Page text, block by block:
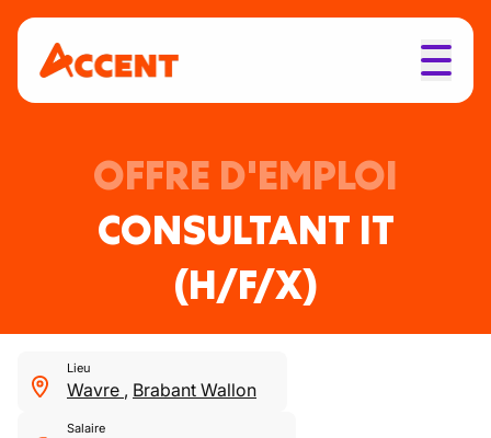
OFFRE D'EMPLOI
CONSULTANT IT
(H/F/X)
Lieu
Wavre , Brabant Wallon
Salaire